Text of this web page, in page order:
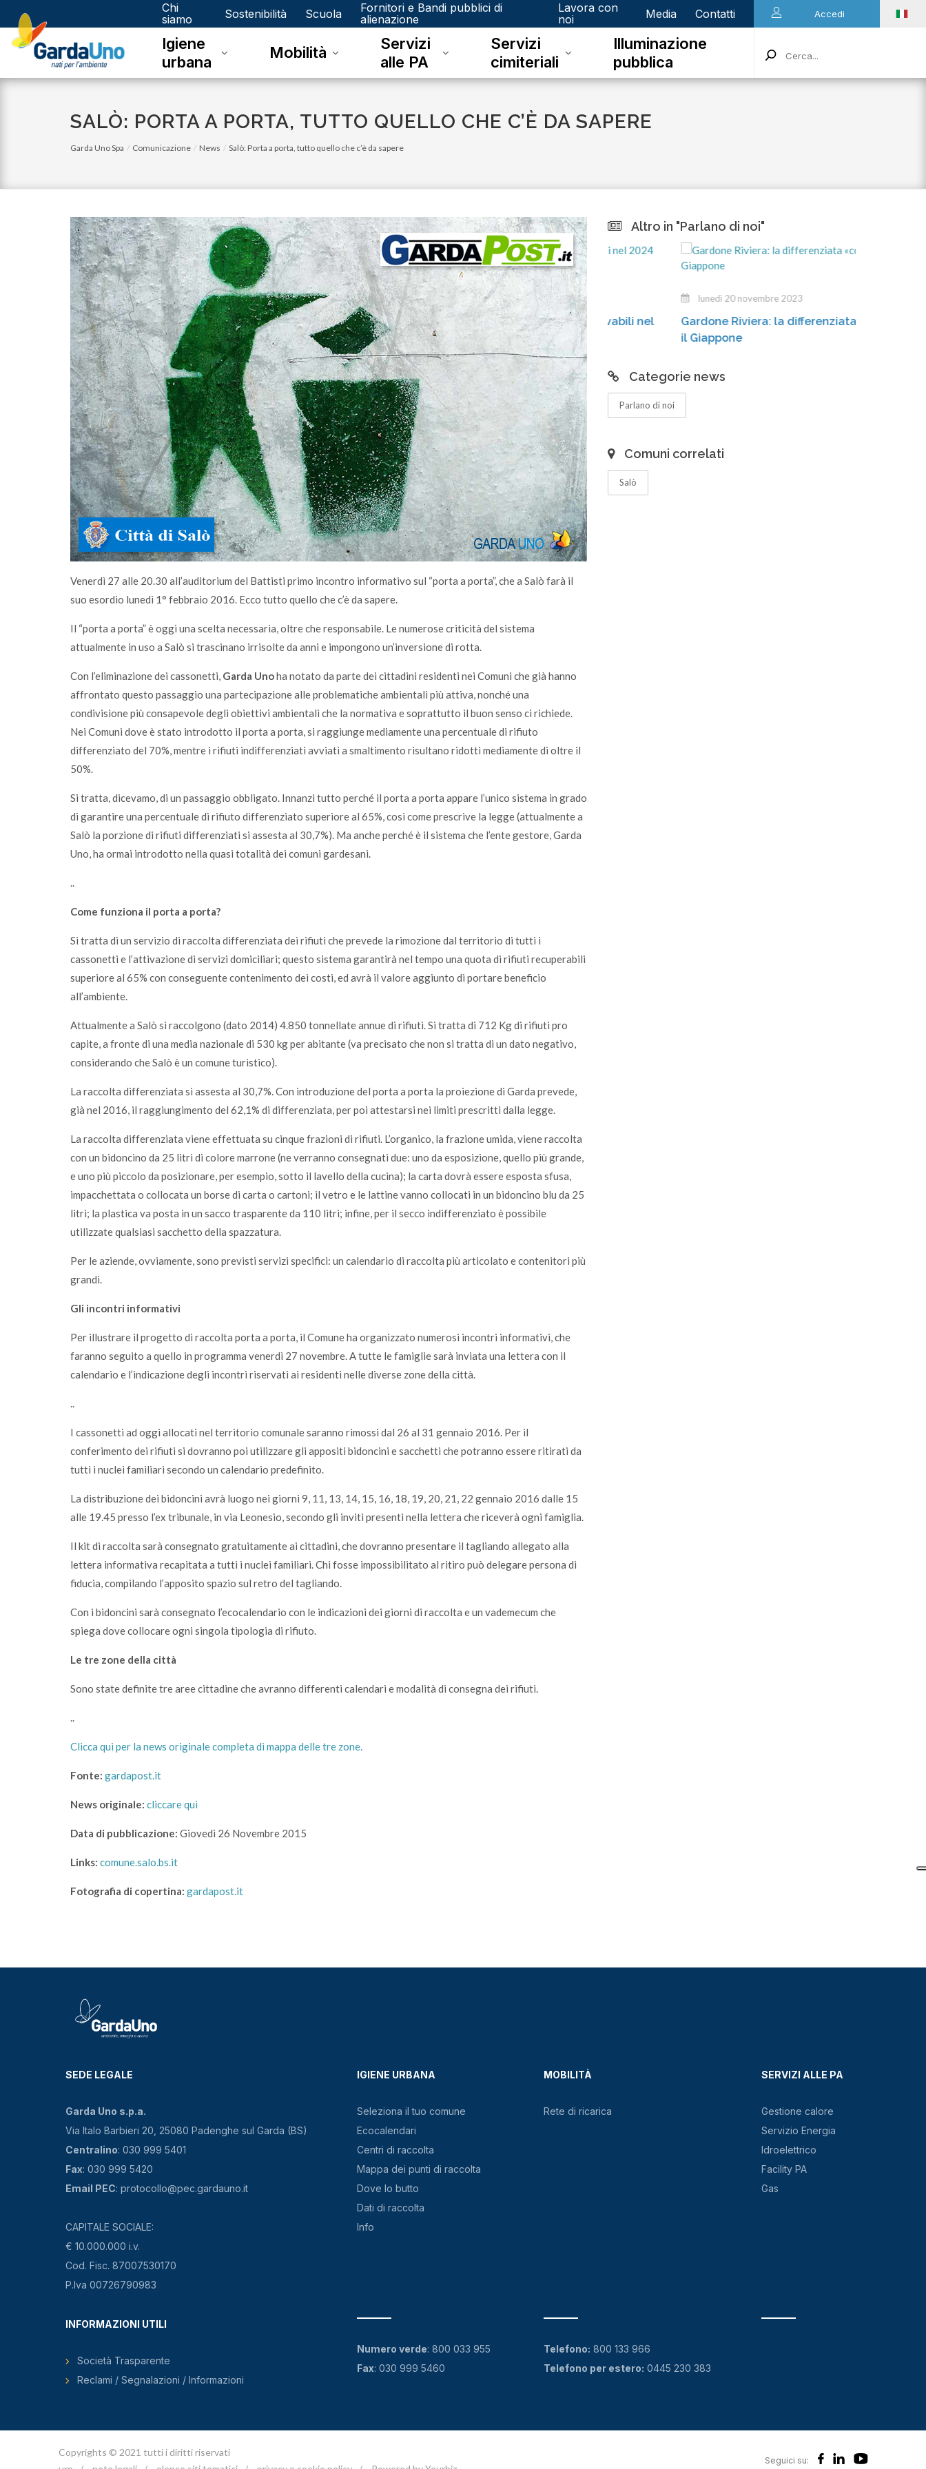
Gardauno
Spa
Chi
siamo
Sostenibilità Scuola
Fornitori e Bandi pubblici di
alienazione
Lavora con
noi
Media Contatti Accedi
Igiene
urbana
Mobilità
Servizi
alle PA
Servizi
cimiteriali
Illuminazione
pubblica
SALÒ: PORTA A PORTA, TUTTO QUELLO CHE C’È DA SAPERE
Garda Uno Spa Comunicazione News Salò: Porta a porta, tutto quello che c’è da sapere
Venerdì 27 alle 20.30 all’auditorium del Battisti primo incontro informativo sul “porta a porta”, che a Salò farà il
suo esordio lunedì 1° febbraio 2016. Ecco tutto quello che c’è da sapere.
Il “porta a porta” è oggi una scelta necessaria, oltre che responsabile. Le numerose criticità del sistema
attualmente in uso a Salò si trascinano irrisolte da anni e impongono un’inversione di rotta.
Con l’eliminazione dei cassonetti, Garda Unoha notato da parte dei cittadini residenti nei Comuni che già hanno
affrontato questo passaggio una partecipazione alle problematiche ambientali più attiva, nonché una
condivisione più consapevole degli obiettivi ambientali che la normativa e soprattutto il buon senso ci richiede.
Nei Comuni dove è stato introdotto il porta a porta, si raggiunge mediamente una percentuale di rifiuto
differenziato del 70%, mentre i rifiuti indifferenziati avviati a smaltimento risultano ridotti mediamente di oltre il
50%.
Si tratta, dicevamo, di un passaggio obbligato. Innanzi tutto perché il porta a porta appare l’unico sistema in grado
di garantire una percentuale di rifiuto differenziato superiore al 65%, così come prescrive la legge (attualmente a
Salò la porzione di rifiuti differenziati si assesta al 30,7%). Ma anche perché è il sistema che l’ente gestore, Garda
Uno, ha ormai introdotto nella quasi totalità dei comuni gardesani.
..
Come funziona il porta a porta?
Si tratta di un servizio di raccolta differenziata dei rifiuti che prevede la rimozione dal territorio di tutti i
cassonetti e l’attivazione di servizi domiciliari; questo sistema garantirà nel tempo una quota di rifiuti recuperabili
superiore al 65% con conseguente contenimento dei costi, ed avrà il valore aggiunto di portare beneficio
all’ambiente.
Attualmente a Salò si raccolgono (dato 2014) 4.850 tonnellate annue di rifiuti. Si tratta di 712 Kg di rifiuti pro
capite, a fronte di una media nazionale di 530 kg per abitante (va precisato che non si tratta di un dato negativo,
considerando che Salò è un comune turistico).
La raccolta differenziata si assesta al 30,7%. Con introduzione del porta a porta la proiezione di Garda prevede,
già nel 2016, il raggiungimento del 62,1% di differenziata, per poi attestarsi nei limiti prescritti dalla legge.
La raccolta differenziata viene effettuata su cinque frazioni di rifiuti. L’organico, la frazione umida, viene raccolta
con un bidoncino da 25 litri di colore marrone (ne verranno consegnati due: uno da esposizione, quello più grande,
e uno più piccolo da posizionare, per esempio, sotto il lavello della cucina); la carta dovrà essere esposta sfusa,
impacchettata o collocata un borse di carta o cartoni; il vetro e le lattine vanno collocati in un bidoncino blu da 25
litri; la plastica va posta in un sacco trasparente da 110 litri; infine, per il secco indifferenziato è possibile
utilizzate qualsiasi sacchetto della spazzatura.
Per le aziende, ovviamente, sono previsti servizi specifici: un calendario di raccolta più articolato e contenitori più
grandi.
Gli incontri informativi
Per illustrare il progetto di raccolta porta a porta, il Comune ha organizzato numerosi incontri informativi, che
faranno seguito a quello in programma venerdì 27 novembre. A tutte le famiglie sarà inviata una lettera con il
calendario e l’indicazione degli incontri riservati ai residenti nelle diverse zone della città.
..
I cassonetti ad oggi allocati nel territorio comunale saranno rimossi dal 26 al 31 gennaio 2016. Per il
conferimento dei rifiuti si dovranno poi utilizzare gli appositi bidoncini e sacchetti che potranno essere ritirati da
tutti i nuclei familiari secondo un calendario predefinito.
La distribuzione dei bidoncini avrà luogo nei giorni 9, 11, 13, 14, 15, 16, 18, 19, 20, 21, 22 gennaio 2016 dalle 15
alle 19.45 presso l’ex tribunale, in via Leonesio, secondo gli inviti presenti nella lettera che riceverà ogni famiglia.
Il kit di raccolta sarà consegnato gratuitamente ai cittadini, che dovranno presentare il tagliando allegato alla
lettera informativa recapitata a tutti i nuclei familiari. Chi fosse impossibilitato al ritiro può delegare persona di
fiducia, compilando l’apposito spazio sul retro del tagliando.
Con i bidoncini sarà consegnato l’ecocalendario con le indicazioni dei giorni di raccolta e un vademecum che
spiega dove collocare ogni singola tipologia di rifiuto.
Le tre zone della città
Sono state definite tre aree cittadine che avranno differenti calendari e modalità di consegna dei rifiuti.
..
Clicca qui per la news originale completa di mappa delle tre zone.
Fonte: gardapost.it
News originale: cliccare qui
Data di pubblicazione: Giovedi 26 Novembre 2015
Links: comune.salo.bs.it
Fotografia di copertina: gardapost.it
Altro in "Parlano di noi"
lunedì 03 luglio 2023
A Salò la quota di differenziata ha raggiunto
una media del 77%
lunedì 15 gennaio 2024
Video: Comunità Energetiche Rinnovabili nel
2024 sul Lago di Garda
lunedì 20 novembre 2023
Gardone Riviera: la differenziata «conquista»
Categorie news
Parlano di noi
Comuni correlati
Salò
SEDE LEGALE
Garda Uno s.p.a.
Via Italo Barbieri 20, 25080 Padenghe sul Garda (BS)
Centralino: 030 999 5401
Fax: 030 999 5420
Email PEC: protocollo@pec.gardauno.it
CAPITALE SOCIALE:
€ 10.000.000 i.v.
Cod. Fisc. 87007530170
P.Iva 00726790983
IGIENE URBANA
Seleziona il tuo comune
Ecocalendari
Centri di raccolta
Mappa dei punti di raccolta
Dove lo butto
Dati di raccolta
Info
MOBILITÀ
Rete di ricarica
SERVIZI ALLE PA
Gestione calore
Servizio Energia
Idroelettrico
Facility PA
Gas
INFORMAZIONI UTILI
Società Trasparente
Reclami / Segnalazioni / Informazioni
Numero verde:800 033 955
Fax: 030 999 5460
Telefono: 800 133 966
Telefono per estero: 0445 230 383
Copyrights © 2021 tutti i diritti riservati
Seguici su: